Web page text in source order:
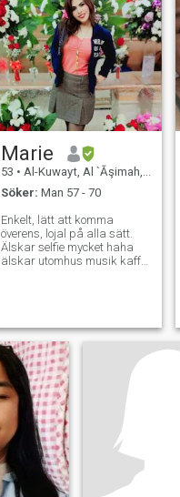
Marie
53 • Al-Kuwayt, Al `Āşimah, Kuwait
Söker: Man 57 - 70
Enkelt, lätt att komma
överens, lojal på alla sätt.
Älskar selfie mycket haha
älskar utomhus musik kaffe